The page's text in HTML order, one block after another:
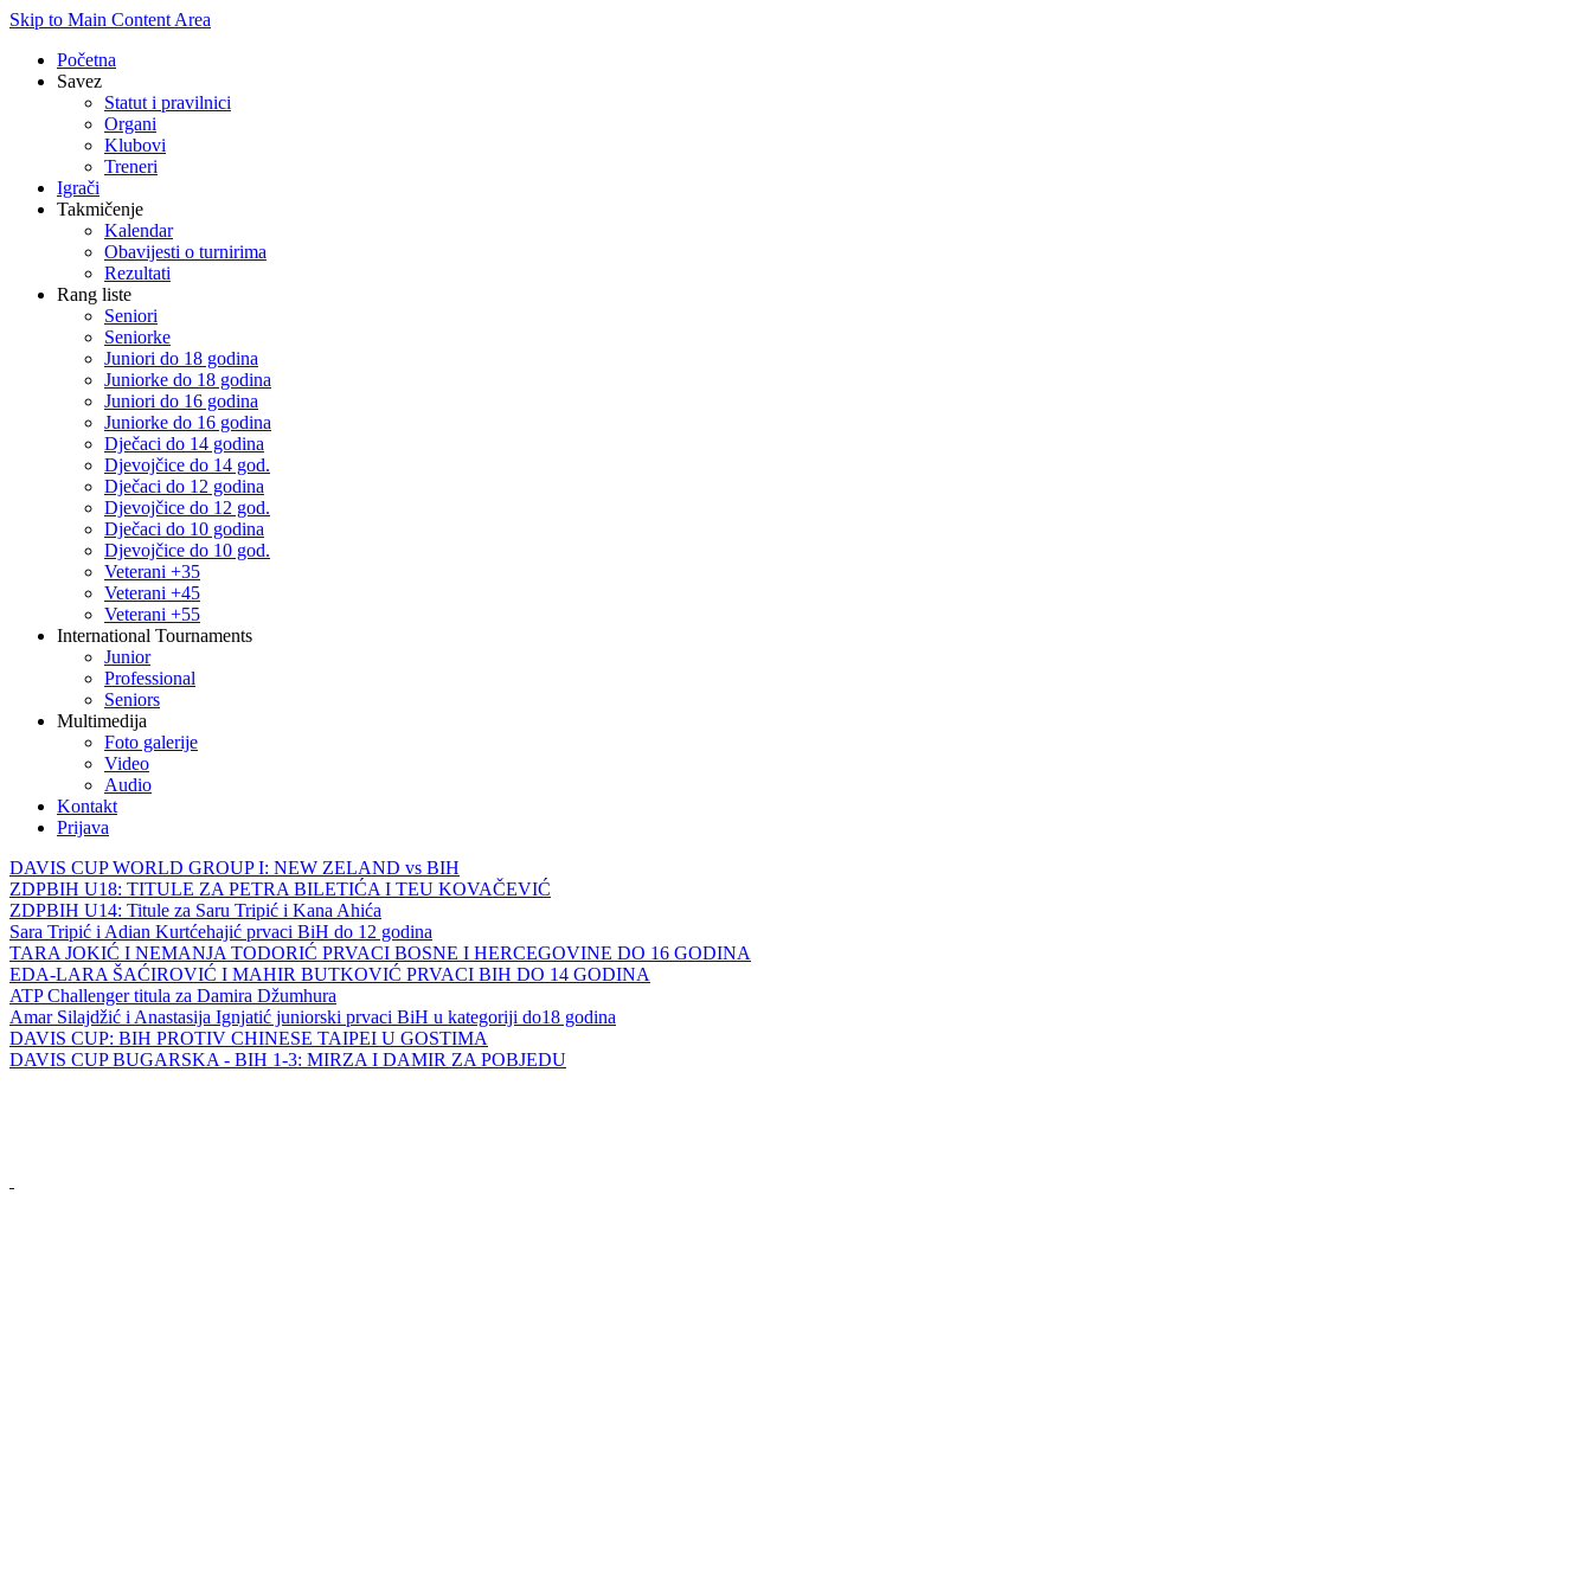
Skip to Main Content Area
Početna
Savez
Statut i pravilnici
Organi
Klubovi
Treneri
Igrači
Takmičenje
Kalendar
Obavijesti o turnirima
Rezultati
Rang liste
Seniori
Seniorke
Juniori do 18 godina
Juniorke do 18 godina
Juniori do 16 godina
Juniorke do 16 godina
Dječaci do 14 godina
Djevojčice do 14 god.
Dječaci do 12 godina
Djevojčice do 12 god.
Dječaci do 10 godina
Djevojčice do 10 god.
Veterani +35
Veterani +45
Veterani +55
International Tournaments
Junior
Professional
Seniors
Multimedija
Foto galerije
Video
Audio
Kontakt
Prijava
DAVIS CUP WORLD GROUP I: NEW ZELAND vs BIH
ZDPBIH U18: TITULE ZA PETRA BILETIĆA I TEU KOVAČEVIĆ
ZDPBIH U14: Titule za Saru Tripić i Kana Ahića
Sara Tripić i Adian Kurtćehajić prvaci BiH do 12 godina
TARA JOKIĆ I NEMANJA TODORIĆ PRVACI BOSNE I HERCEGOVINE DO 16 GODINA
EDA-LARA ŠAĆIROVIĆ I MAHIR BUTKOVIĆ PRVACI BIH DO 14 GODINA
ATP Challenger titula za Damira Džumhura
Amar Silajdžić i Anastasija Ignjatić juniorski prvaci BiH u kategoriji do18 godina
DAVIS CUP: BIH PROTIV CHINESE TAIPEI U GOSTIMA
DAVIS CUP BUGARSKA - BIH 1-3: MIRZA I DAMIR ZA POBJEDU